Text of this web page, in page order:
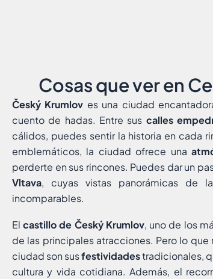
Cosas que ver en
Český Krumlov es una ciudad
cuento de hadas. Entre sus calles
cálidos, puedes sentir la historia en cada
emblemáticos, la ciudad ofrece una
perderte en sus rincones. Puedes dar un
Vltava, cuyas vistas panorámicas de
incomparables.
Elcastillo de Český Krumlov, uno de los
de las principales atracciones. Pero lo
ciudad son susfestividadestradicionales,
cultura y vida cotidiana. Además, el